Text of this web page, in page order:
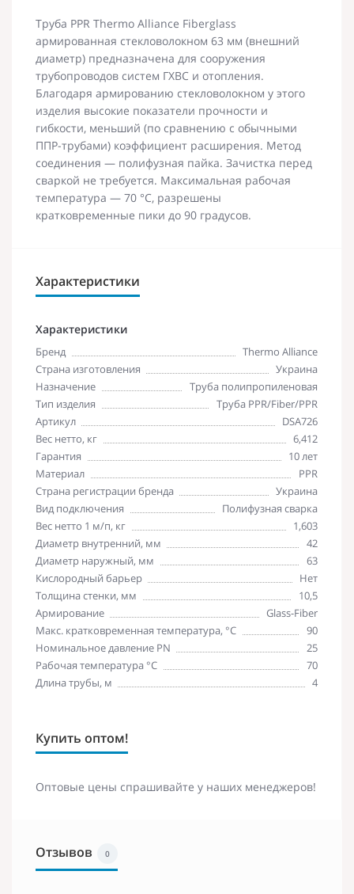
Труба PPR Thermo Alliance Fiberglass
армированная стекловолокном 63 мм (внешний
диаметр) предназначена для сооружения
трубопроводов систем ГХВС и отопления.
Благодаря армированию стекловолокном у этого
изделия высокие показатели прочности и
гибкости, меньший (по сравнению с обычными
ППР-трубами) коэффициент расширения. Метод
соединения — полифузная пайка. Зачистка перед
сваркой не требуется. Максимальная рабочая
температура — 70 °C, разрешены
кратковременные пики до 90 градусов.
Характеристики
Характеристики
Бренд
Thermo Alliance
Страна изготовления
Украина
Назначение
Труба полипропиленовая
Тип изделия
Труба PPR/Fiber/PPR
Артикул
DSA726
Вес нетто, кг
6,412
Гарантия
10 лет
Материал
PPR
Страна регистрации бренда
Украина
Вид подключения
Полифузная сварка
Вес нетто 1 м/п, кг
1,603
Диаметр внутренний, мм
42
Диаметр наружный, мм
63
Кислородный барьер
Нет
Толщина стенки, мм
10,5
Армирование
Glass-Fiber
Макс. кратковременная температура, °C
90
Номинальное давление PN
25
Рабочая температура °С
70
Длина трубы, м
4
Купить оптом!
Оптовые цены спрашивайте у наших менеджеров!
Отзывов 0